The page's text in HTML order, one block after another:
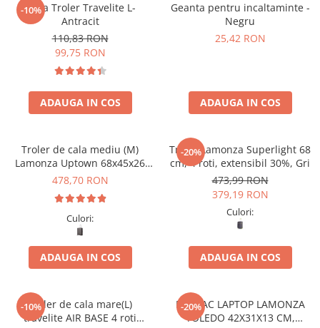
-10%
Husa Troler Travelite L-
Antracit
110,83 RON
99,75 RON
ADAUGA IN COS
Geanta pentru incaltaminte -
Negru
25,42 RON
ADAUGA IN COS
Troler de cala mediu (M)
Lamonza Uptown 68x45x26
cm, 3.10 kg, gri
478,70 RON
Culori:
ADAUGA IN COS
-20%
Troler Lamonza Superlight 68
cm, 4 roti, extensibil 30%, Gri
473,99 RON
379,19 RON
Culori:
ADAUGA IN COS
-10%
Troler de cala mare(L)
travelite AIR BASE 4 roti
-20%
RUCSAC LAPTOP LAMONZA
TOLEDO 42X31X13 CM,